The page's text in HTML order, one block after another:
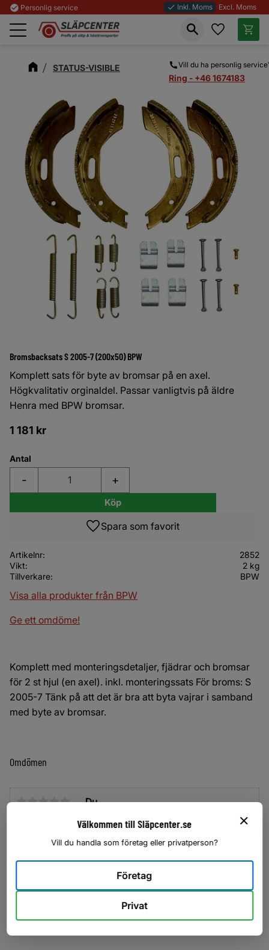
Meny
check_circle Personlig service done Inkl. Moms Excl. Moms
Vill du ha personlig
Ring - +46 1674183
Favoriter
STATUS-VISIBLE
Bromsbacksats S 2005-7 (200x50) BPW
Komplett sats för byte av bromsar på en axel.
Högkvalitativ orginaldel. Passar vanligtvis på äldre
Henra med BPW bromsar.
1 181 kr
Antal
+
-
Köp
Lägg till i favoriter
Artikelnr
2852
Vikt
2 kg
Tillverkare
BPW
Visa alla produkter från BPW
Ge ett omdöme!
Komplett med monteringsdetaljer, fjädrar och bromsar
för 2 st hjul (en axel). inkl. monteringssats För broms: S
2005-7 Tänk på att det är bra att byta vajrar i samband
med byte av bromsar.
Omdömen
Du
Klicka på en stjärna för att sätta ditt betyg
Välkommen till Släpcenter.se
Vill du handla som företag eller privatperson?
Företag
Privat